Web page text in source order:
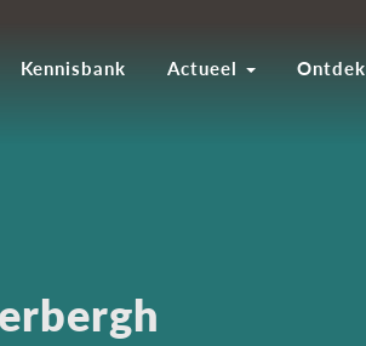
Kennisbank Actueel Ontdek